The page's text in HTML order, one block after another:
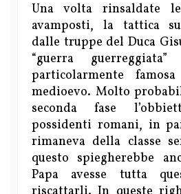
Una volta rinsaldate
avamposti, la tattica
dalle truppe del Duca
“guerra
particolarmente
medioevo. Molto
seconda fase
possidenti romani, in
rimaneva della classe
questo spiegherebbe
Papa avesse tutta